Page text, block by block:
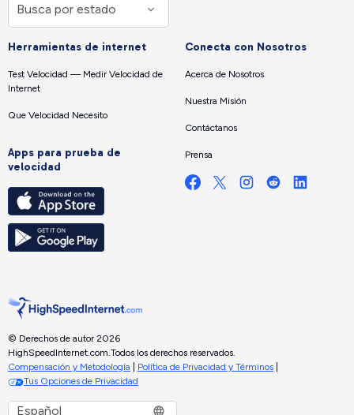
Herramientas de internet
Test Velocidad — Medir Velocidad de
Internet
Que Velocidad Necesito
Apps para prueba de
velocidad
Conecta con Nosotros
Acerca de Nosotros
Nuestra Misión
Contáctanos
Prensa
© Derechos de autor 2026
HighSpeedInternet.com. Todos los derechos reservados.
Compensación y Metodología
Política de Privacidad y Términos
Tus Opciones de Privacidad